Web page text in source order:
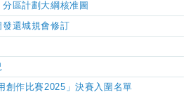
區計劃大綱核准圖
還城規會修訂
創作比賽2025」決賽入圍名單